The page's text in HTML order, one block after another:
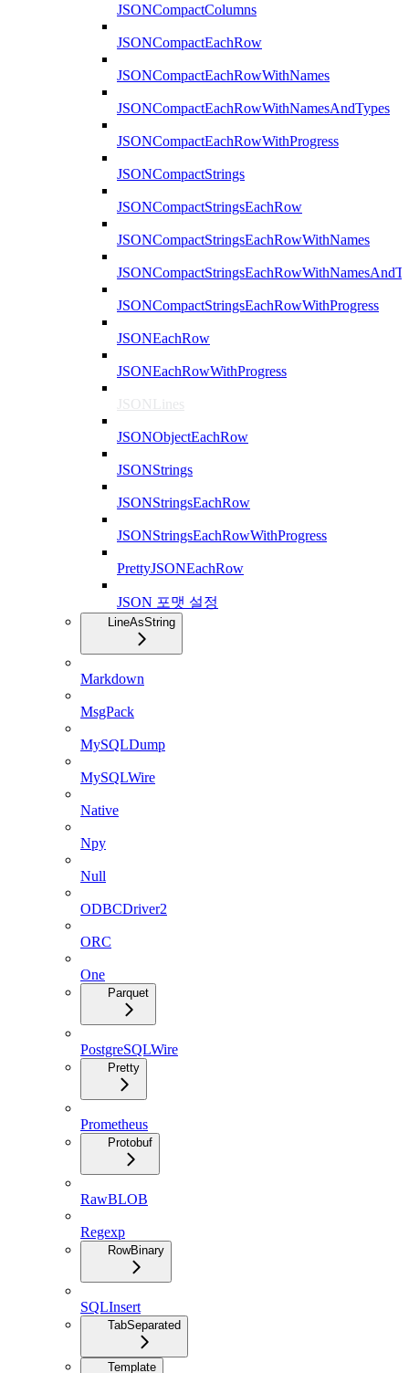
JSONCompactColumns
JSONCompactEachRow
JSONCompactEachRowWithNames
JSONCompactEachRowWithNamesAndTypes
JSONCompactEachRowWithProgress
JSONCompactStrings
JSONCompactStringsEachRow
JSONCompactStringsEachRowWithNames
JSONCompactStringsEachRowWithProgress
JSONEachRow
JSONEachRowWithProgress
JSONLines
JSONObjectEachRow
JSONStrings
JSONStringsEachRow
JSONStringsEachRowWithProgress
PrettyJSONEachRow
JSON 포맷 설정
LineAsString
Markdown
MsgPack
MySQLDump
MySQLWire
Native
Npy
Null
ODBCDriver2
ORC
One
Parquet
PostgreSQLWire
Pretty
Prometheus
Protobuf
RawBLOB
Regexp
RowBinary
SQLInsert
TabSeparated
Template